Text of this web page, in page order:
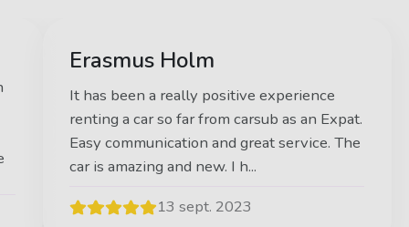
Erasmus Holm
It has been a really positive experience
renting a car so far from carsub as an Expat.
Easy communication and great service. The
car is amazing and new. I h...
13 sept. 2023